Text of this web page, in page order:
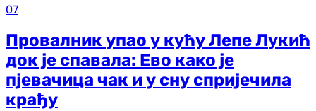
07
Провалник упао у кућу Лепе Лукић
док је спавала: Ево како је
пјевачица чак и у сну спријечила
крађу